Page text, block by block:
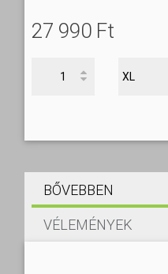
27 990 Ft‎
BŐVEBBEN
VÉLEMÉNYEK